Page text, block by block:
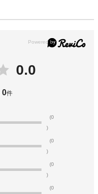
0.0
0件
(0
)
(0
)
(0
)
(0